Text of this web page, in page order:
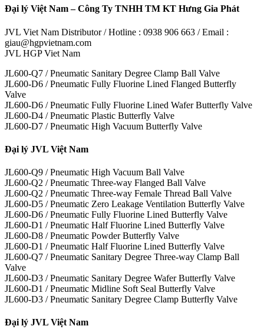
Đại lý Việt Nam – Công Ty TNHH TM KT Hưng Gia Phát
JVL Viet Nam Distributor / Hotline : 0938 906 663 / Email :
giau@hgpvietnam.com
JVL HGP Viet Nam
JL600-Q7 / Pneumatic Sanitary Degree Clamp Ball Valve
JL600-D6 / Pneumatic Fully Fluorine Lined Flanged Butterfly
Valve
JL600-D6 / Pneumatic Fully Fluorine Lined Wafer Butterfly Valve
JL600-D4 / Pneumatic Plastic Butterfly Valve
JL600-D7 / Pneumatic High Vacuum Butterfly Valve
Đại lý JVL Việt Nam
JL600-Q9 / Pneumatic High Vacuum Ball Valve
JL600-Q2 / Pneumatic Three-way Flanged Ball Valve
JL600-Q2 / Pneumatic Three-way Female Thread Ball Valve
JL600-D5 / Pneumatic Zero Leakage Ventilation Butterfly Valve
JL600-D6 / Pneumatic Fully Fluorine Lined Butterfly Valve
JL600-D1 / Pneumatic Half Fluorine Lined Butterfly Valve
JL600-D8 / Pneumatic Powder Butterfly Valve
JL600-D1 / Pneumatic Half Fluorine Lined Butterfly Valve
JL600-Q7 / Pneumatic Sanitary Degree Three-way Clamp Ball
Valve
JL600-D3 / Pneumatic Sanitary Degree Wafer Butterfly Valve
JL600-D1 / Pneumatic Midline Soft Seal Butterfly Valve
JL600-D3 / Pneumatic Sanitary Degree Clamp Butterfly Valve
Đại lý JVL Việt Nam